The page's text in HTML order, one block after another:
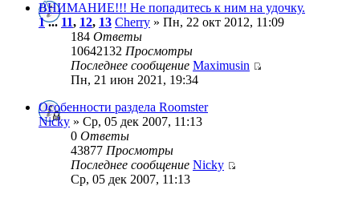
ВНИМАНИЕ!!! Не попадитесь к ним на удочку.
1... 11, 12, 13 Cherry » Пн, 22 окт 2012, 11:09
184 Ответы
10642132 Просмотры
Последнее сообщение Maximusin
Пн, 21 июн 2021, 19:34
Особенности раздела Roomster
Nicky » Ср, 05 дек 2007, 11:13
0 Ответы
43877 Просмотры
Последнее сообщение Nicky
Ср, 05 дек 2007, 11:13